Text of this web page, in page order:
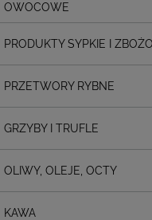
OWOCOWE
PRODUKTY SYPKIE I
PRZETWORY RYBNE
GRZYBY I TRUFLE
OLIWY, OLEJE, OCTY
KAWA